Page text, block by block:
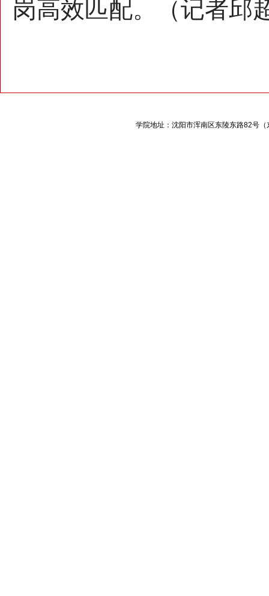
岗高效匹配。（记者邱
学院地址：沈阳市浑南区东陵东路82号（